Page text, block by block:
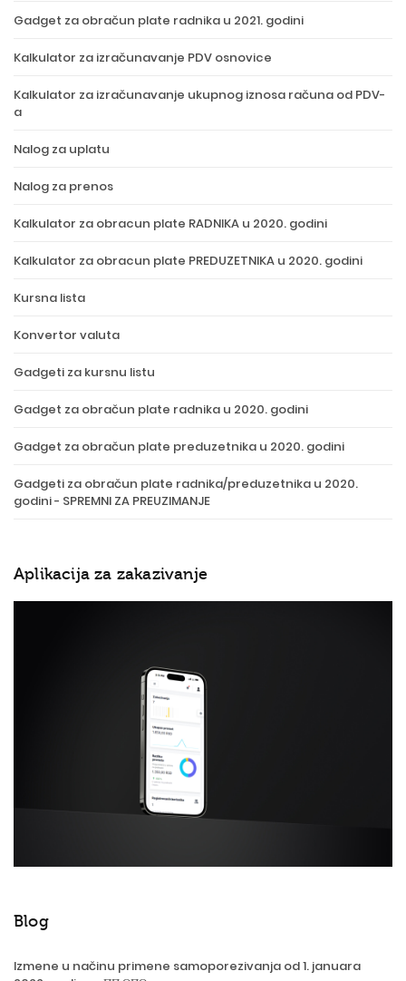
Gadget za obračun plate radnika u 2021. godini
Kalkulator za izračunavanje PDV osnovice
Kalkulator za izračunavanje ukupnog iznosa računa od PDV-
a
Nalog za uplatu
Nalog za prenos
Kalkulator za obracun plate RADNIKA u 2020. godini
Kalkulator za obracun plate PREDUZETNIKA u 2020. godini
Kursna lista
Konvertor valuta
Gadgeti za kursnu listu
Gadget za obračun plate radnika u 2020. godini
Gadget za obračun plate preduzetnika u 2020. godini
Gadgeti za obračun plate radnika/preduzetnika u 2020.
godini - SPREMNI ZA PREUZIMANJE
Aplikacija za zakazivanje
Blog
Izmene u načinu primene samoporezivanja od 1. januara